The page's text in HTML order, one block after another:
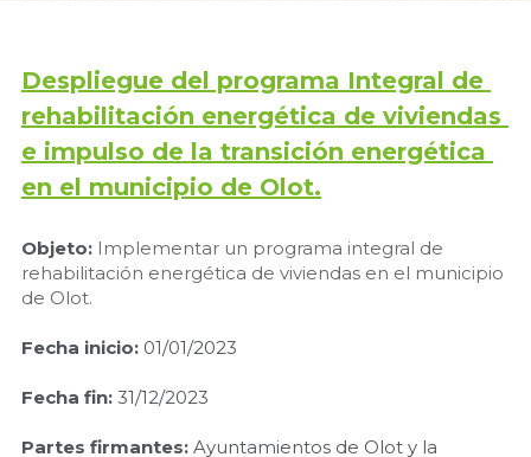
Normativa aplicable
Informes anuales
Convenios
Subvenciones y ayudas
972 27 91 36
Despliegue del programa Integral de
rehabilitación energética de viviendas
e impulso de la transición energética
en el municipio de Olot.
Objeto: Implementar un programa integral de
rehabilitación energética de viviendas en el municipio
de Olot.
Fecha inicio: 01/01/2023
Fecha fin: 31/12/2023
Partes firmantes: Ayuntamientos de Olot y la